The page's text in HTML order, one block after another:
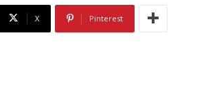
X Pinterest